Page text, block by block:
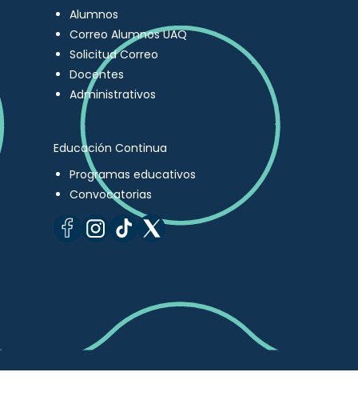
Alumnos
Correo Alumnos UAQ
Solicitud Correo
Docentes
Administrativos
Educación Continua
Programas educativos
Convocatorias